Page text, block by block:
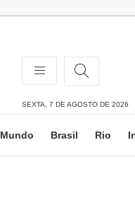
SEXTA, 7 DE AGOSTO DE 2026
Mundo Brasil Rio